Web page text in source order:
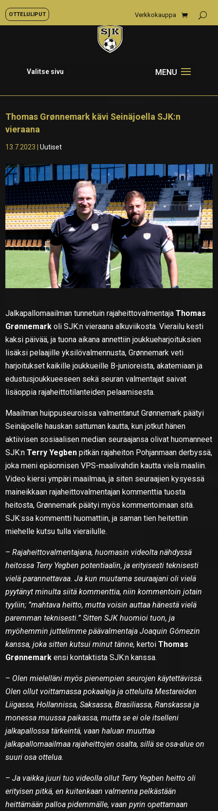
OTTELULIPUT Verkkokauppa
Valitse sivu
Thomas Grønnemark kävi Seinäjoella SJK:n
vieraana
13.7.2023 |Uutiset
Jalkapallomaailman tunnetuin rajaheittovalmentajaThomas
Grønnemark oli SJK:n vieraana alkuviikosta. Vierailu kesti
kaksi päivää, ja tuona aikana annettiin joukkueharjoituksien
lisäksi pelaajille yksilövalmennusta, Grønnemark veti
harjoitukset kaikille joukkueille B-junioreista, akatemiaan ja
edustusjoukkueeseen sekä seuran valmentajat saivat
lisäoppia rajaheittotilanteiden pelaamisesta.
Maailman huippuseuroissa valmentanut Grønnemark päätyi
Seinäjoelle hauskan sattuman kautta, kun jotkut hänen
aktiivisen sosiaalisen median seuraajansa olivat huomanneet
SJK:nTerry Yegben pitkän rajaheiton Pohjanmaan derbyssä,
joka meni epäonnisen VPS-maalivahdin kautta vielä maaliin.
Video kiersi ympäri maailmaa, ja siten seuraajien kysyessä
maineikkaan rajaheittovalmentajan kommenttia tuosta
heitosta, Grønnemark päätyi myös kommentoimaan sitä.
SJK:ssa kommentti huomattiin, ja saman tien heitettiin
miehelle kutsu tulla vierailulle.
–Rajaheittovalmentajana, huomasin videolta nähdyssä
heitossa Terry Yegben potentiaalin, ja erityisesti teknisesti
vielä parannettavaa. Ja kun muutama seuraajani oli vielä
pyytänyt minulta siitä kommenttia, niin kommentoin jotain
tyyliin; ”mahtava heitto, mutta voisin auttaa hänestä vielä
paremman teknisesti.” Sitten SJK huomioi tuon, ja
myöhemmin juttelimme päävalmentaja Joaquin Gómezin
kanssa, joka sitten kutsui minut tänne, kertoiThomas
Grønnemark ensi kontaktista SJK:n kanssa.
– Olen mielelläni myös pienempien seurojen käytettävissä.
Olen ollut voittamassa pokaaleja ja otteluita Mestareiden
Liigassa, Hollannissa, Saksassa, Brasiliassa, Ranskassa ja
monessa muussa paikassa, mutta se ei ole itselleni
jalkapallossa tärkeintä, vaan haluan muuttaa
jalkapallomaailmaa rajaheittojen osalta, sillä se osa-alue on
suuri osa ottelua.
–Ja vaikka juuri tuo videolla ollut Terry Yegben heitto oli
erityisen pitkä, en kuitenkaan valmenna pelkästään
heittämään palloa pidemmälle, vaan pyrin opettamaan